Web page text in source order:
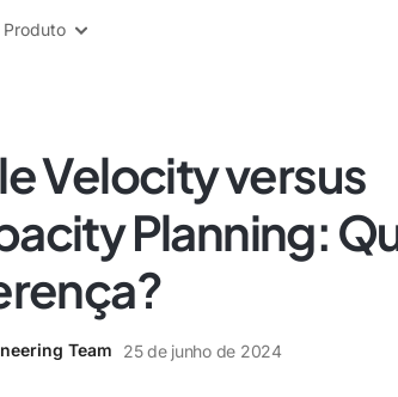
Produto
Velocity versus
Planning:
Team 25 de junho de 2024